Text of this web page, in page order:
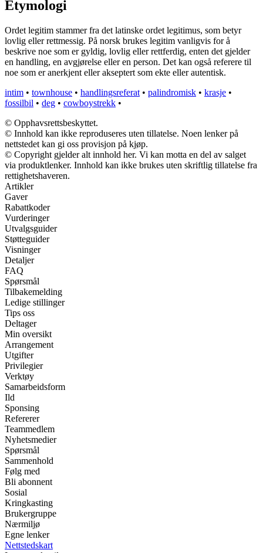
Etymologi
Ordet legitim stammer fra det latinske ordet legitimus, som betyr
lovlig eller rettmessig. På norsk brukes legitim vanligvis for å
beskrive noe som er gyldig, lovlig eller rettferdig, enten det gjelder
en handling, en avgjørelse eller en person. Det kan også referere til
noe som er anerkjent eller akseptert som ekte eller autentisk.
intim • townhouse • handlingsreferat • palindromisk • krasje •
fossilbil • deg • cowboystrekk •
© Opphavsrettsbeskyttet.
© Innhold kan ikke reproduseres uten tillatelse. Noen lenker på
nettstedet kan gi oss provisjon på kjøp.
© Copyright gjelder alt innhold her. Vi kan motta en del av salget
via produktlenker. Innhold kan ikke brukes uten skriftlig tillatelse fra
rettighetshaveren.
Artikler
Gaver
Rabattkoder
Vurderinger
Utvalgsguider
Støtteguider
Visninger
Detaljer
FAQ
Spørsmål
Tilbakemelding
Ledige stillinger
Tips oss
Deltager
Min oversikt
Arrangement
Utgifter
Privilegier
Verktøy
Samarbeidsform
Ild
Sponsing
Refererer
Teammedlem
Nyhetsmedier
Spørsmål
Sammenhold
Følg med
Bli abonnent
Sosial
Kringkasting
Brukergruppe
Nærmiljø
Egne lenker
Nettstedskart